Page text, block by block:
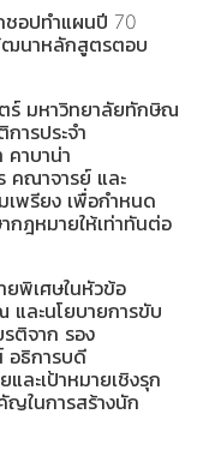
อปทำแผนปี 70
ฒนาหลักสูตรตอบ
ร์ มหาวิทยาลัยทักษิณ
ารประจำ
าบาน่า
คณาจารย์ และ
เพรียง เพื่อกำหนด
กฎหมายให้เท่าทันต่อ
พิเศษในหัวข้อ
ละนโยบายการขับ
ติจาก รอง
อธิการบดี
ละเป้าหมายเชิงรุก
ญในการสร้างนัก